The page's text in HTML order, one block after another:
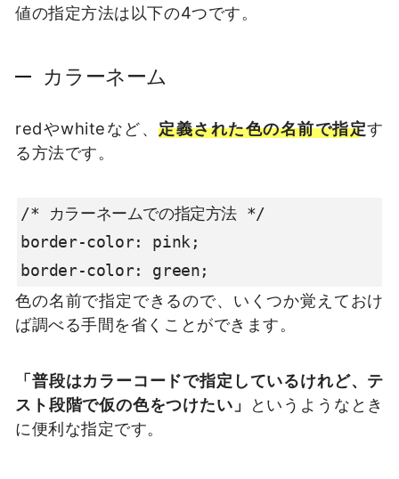
値の指定方法は以下の4つです。
カラーネーム
redやwhiteなど、定義された色の名前で指定す
る方法です。
/* カラーネームでの指定方法 */
border-color: pink;
border-color: green;
色の名前で指定できるので、いくつか覚えておけ
ば調べる手間を省くことができます。
「普段はカラーコードで指定しているけれど、テ
スト段階で仮の色をつけたい」
というようなとき
に便利な指定です。